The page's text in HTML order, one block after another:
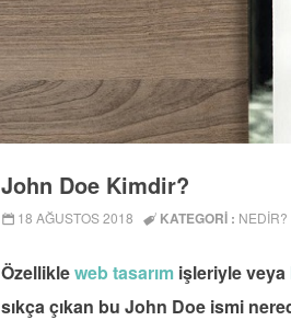
John Doe Kimdir?
18 AĞUSTOS 2018 KATEGORI : NEDIR?
Özellikleweb tasarım işleriyle veya
sıkça çıkan bu John Doe ismi